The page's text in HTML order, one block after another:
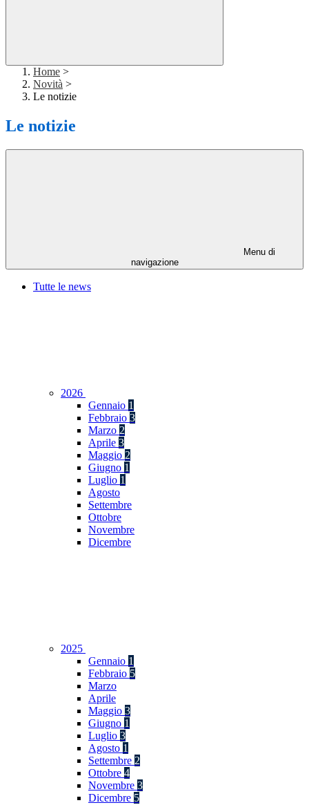
Home >
Novità >
Le notizie
Le notizie
Menu di
navigazione
Tutte le news
2026
Gennaio 1
Febbraio 3
Marzo 2
Aprile 3
Maggio 2
Giugno 1
Luglio 1
Agosto
Settembre
Ottobre
Novembre
Dicembre
2025
Gennaio 1
Febbraio 5
Marzo
Aprile
Maggio 3
Giugno 1
Luglio 3
Agosto 1
Settembre 2
Ottobre 4
Novembre 3
Dicembre 5